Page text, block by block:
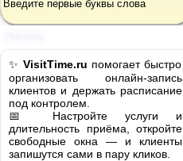
Введите первые буквы слова
✨ VisitTime.ru помогает быстро
организовать онлайн-запись
клиентов и держать расписание
под контролем.
📅 Настройте услуги и
длительность приёма, откройте
свободные окна — и клиенты
запишутся сами в пару кликов.